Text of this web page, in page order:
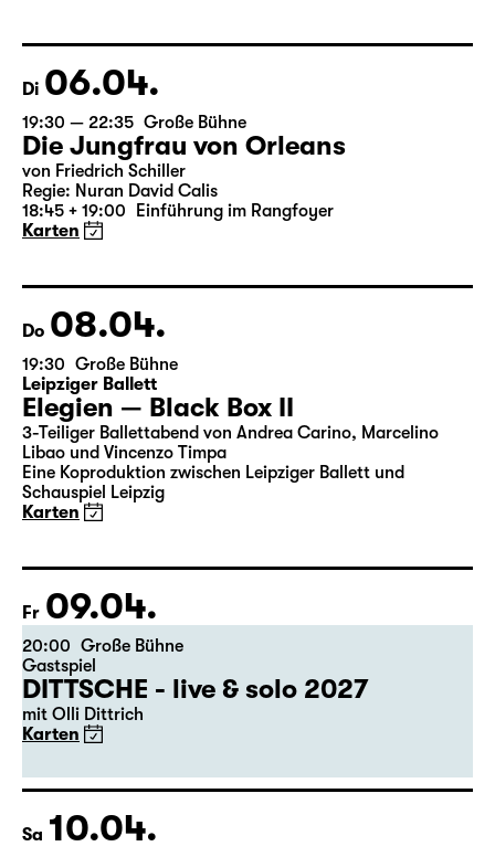
Di 06.04.
19:30 — 22:35 Große Bühne
Die Jungfrau von Orleans
von Friedrich Schiller
Regie: Nuran David Calis
18:45 + 19:00
Einführung im Rangfoyer
Karten
Do 08.04.
19:30 Große Bühne
Leipziger Ballett
Elegien — Black Box II
3-Teiliger Ballettabend von Andrea Carino, Marcelino
Libao und Vincenzo Timpa
Eine Koproduktion zwischen Leipziger Ballett und
Schauspiel Leipzig
Karten
Fr 09.04.
20:00 Große Bühne
Gastspiel
DITTSCHE - live & solo 2027
mit Olli Dittrich
Karten
Sa 10.04.